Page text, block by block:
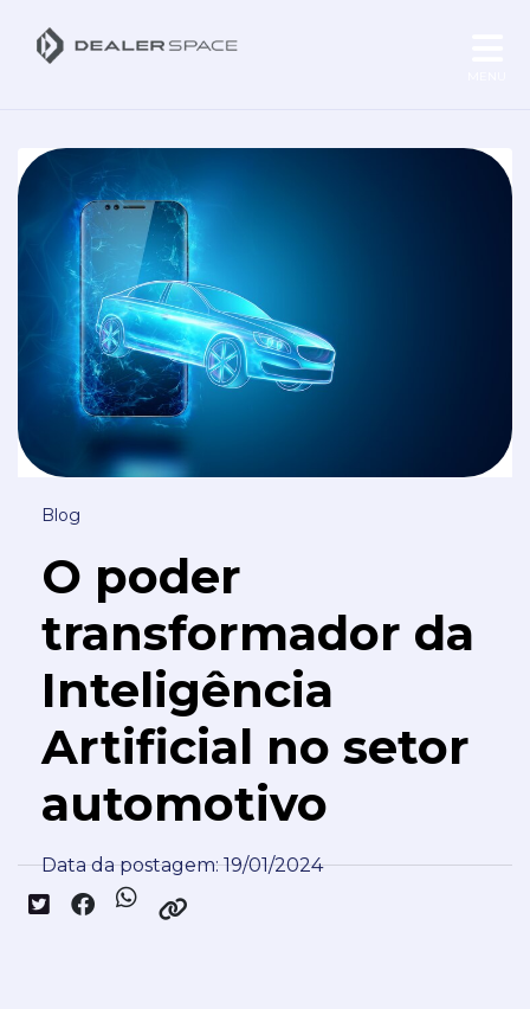
Blog
O poder
transformador da
Inteligência
Artificial no setor
automotivo
Data da postagem: 19/01/2024